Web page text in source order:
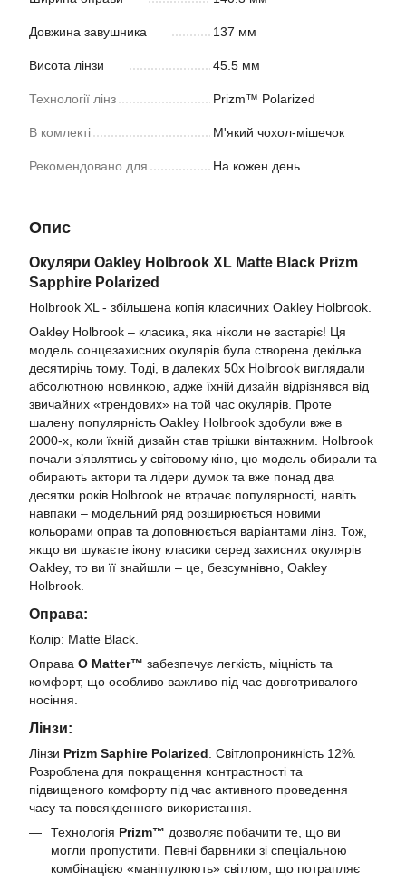
Довжина завушника 137 мм
Висота лінзи 45.5 мм
Технології лінз Prizm™ Polarized
В комлекті М'який чохол-мішечок
Рекомендовано для На кожен день
Опис
Окуляри Oakley Holbrook XL Matte Black Prizm
Sapphire Polarized
Holbrook XL - збільшена копія класичних Oakley Holbrook.
Oakley Holbrook – класика, яка ніколи не застаріє! Ця
модель сонцезахисних окулярів була створена декілька
десятирічь тому. Тоді, в далеких 50х Holbrook виглядали
абсолютною новинкою, адже їхній дизайн відрізнявся від
звичайних «трендових» на той час окулярів. Проте
шалену популярність Oakley Holbrook здобули вже в
2000-х, коли їхній дизайн став трішки вінтажним. Holbrook
почали з’являтись у світовому кіно, цю модель обирали та
обирають актори та лідери думок та вже понад два
десятки років Holbrook не втрачає популярності, навіть
навпаки – модельний ряд розширюється новими
кольорами оправ та доповнюється варіантами лінз. Тож,
якщо ви шукаєте ікону класики серед захисних окулярів
Oakley, то ви її знайшли – це, безсумнівно, Oakley
Holbrook.
Оправа:
Колір: Matte Black.
Оправа O Matter™ забезпечує легкість, міцність та
комфорт, що особливо важливо під час довготривалого
носіння.
Лінзи:
Лінзи Prizm Saphire Polarized . Світлопроникність 12%.
Розроблена для покращення контрастності та
підвищеного комфорту під час активного проведення
часу та повсякденного використання.
Технологія Prizm™ дозволяє побачити те, що ви
могли пропустити. Певні барвники зі спеціальною
комбінацією «маніпулюють» світлом, що потрапляє